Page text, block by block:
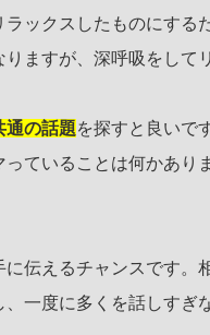
ックスしたものにする
ますが、深呼吸をして
通の話題を探すと良いで
っていることは何かあ
に伝えるチャンスです
一度に多くを話しすぎ